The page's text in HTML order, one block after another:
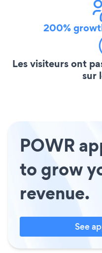
200%
Les visiteurs ont
sur
POWR
to grow
revenue.
See